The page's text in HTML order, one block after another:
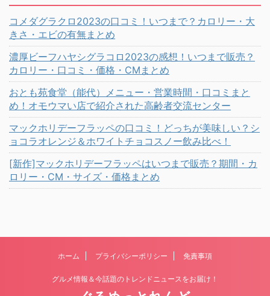
コメダグラクロ2023の口コミ！いつまで？カロリー・大
きさ・エビの有無まとめ
濃厚ビーフハヤシグラコロ2023の感想！いつまで販売？
カロリー・口コミ・価格・CMまとめ
おとも苑食堂（能代）メニュー・営業時間・口コミまと
め！オモウマい店で紹介された高齢者交流センター
マックホリデーフラッペの口コミ！どっちが美味しい？シ
ョコラオレンジ＆ホワイトチョコスノー飲み比べ！
[新作]マックホリデーフラッペはいつまで販売？期間・カ
ロリー・CM・サイズ・価格まとめ
ホーム プライバシーポリシー 免責事項
グルメ情報＆今話題のトレンドニュースをお届け！